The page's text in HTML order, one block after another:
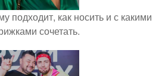
подходит, как носить и с какими
сочетать.